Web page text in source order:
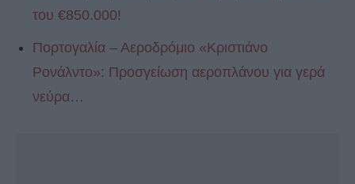
του €850.000!
Πορτογαλία – Αεροδρόμιο «Κριστιάνο
Ρονάλντο»: Προσγείωση αεροπλάνου για γερά
νεύρα…